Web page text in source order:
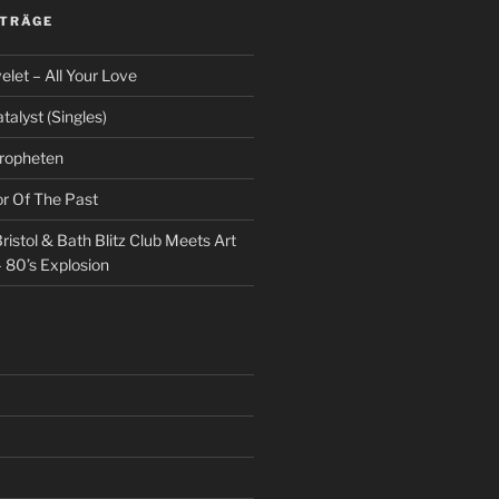
– All Your Love
(Singles)
Of The Past
& Bath Blitz Club Meets Art
Explosion